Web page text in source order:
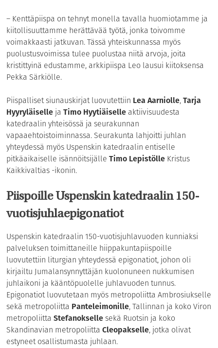
– Kenttäpiispa on tehnyt monella tavalla huomiotamme ja
kiitollisuuttamme herättävää työtä, jonka toivomme
voimakkaasti jatkuvan. Tässä yhteiskunnassa myös
puolustusvoimissa tulee puolustaa niitä arvoja, joita
kristittyinä edustamme, arkkipiispa Leo lausui kiitoksensa
Pekka Särkiölle.
Piispalliset siunauskirjat luovutettiin Lea Aarniolle,Tarja
Hyyryläiselle jaTimo Hyytiäiselle aktiivisuudesta
katedraalin yhteisössä ja seurakunnan
vapaaehtoistoiminnassa. Seurakunta lahjoitti juhlan
yhteydessä myös Uspenskin katedraalin entiselle
pitkäaikaiselle isännöitsijälleTimo Lepistölle Kristus
Kaikkivaltias -ikonin.
Piispoille Uspenskin katedraalin 150-
vuotisjuhlaepigonatiot
Uspenskin katedraalin 150-vuotisjuhlavuoden kunniaksi
palveluksen toimittaneille hiippakuntapiispoille
luovutettiin liturgian yhteydessä epigonatiot, johon oli
kirjailtu Jumalansynnyttäjän kuolonuneen nukkumisen
juhlaikoni ja kääntöpuolelle juhlavuoden tunnus.
Epigonatiot luovutetaan myös metropoliitta Ambrosiukselle
sekä metropoliitta Panteleimonille, Tallinnan ja koko Viron
metropoliittaStefanoksellesekä Ruotsin ja koko
Skandinavian metropoliittaCleopakselle, jotka olivat
estyneet osallistumasta juhlaan.